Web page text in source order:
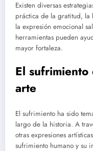
Existen diversas
práctica de la gratitud, la
la expresión emocional
herramientas pueden
mayor fortaleza.
El
arte
El sufrimiento ha sido
largo de la historia. A
otras expresiones
sufrimiento humano y su